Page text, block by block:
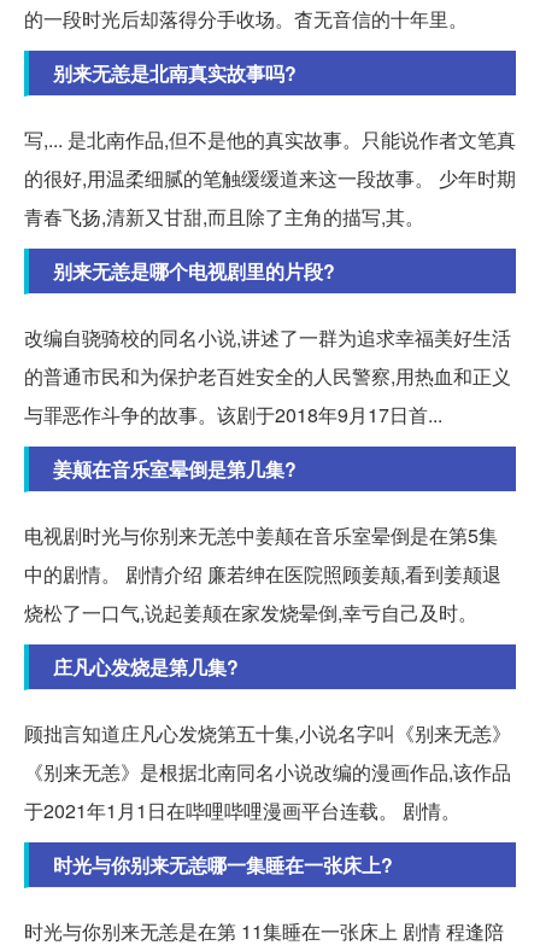
的一段时光后却落得分手收场。杳无音信的十年里。
别来无恙是北南真实故事吗?
写,... 是北南作品,但不是他的真实故事。只能说作者文笔真
的很好,用温柔细腻的笔触缓缓道来这一段故事。 少年时期
青春飞扬,清新又甘甜,而且除了主角的描写,其。
别来无恙是哪个电视剧里的片段?
改编自骁骑校的同名小说,讲述了一群为追求幸福美好生活
的普通市民和为保护老百姓安全的人民警察,用热血和正义
与罪恶作斗争的故事。该剧于2018年9月17日首...
姜颠在音乐室晕倒是第几集?
电视剧时光与你别来无恙中姜颠在音乐室晕倒是在第5集
中的剧情。 剧情介绍 廉若绅在医院照顾姜颠,看到姜颠退
烧松了一口气,说起姜颠在家发烧晕倒,幸亏自己及时。
庄凡心发烧是第几集?
顾拙言知道庄凡心发烧第五十集,小说名字叫《别来无恙》
《别来无恙》是根据北南同名小说改编的漫画作品,该作品
于2021年1月1日在哔哩哔哩漫画平台连载。 剧情。
时光与你别来无恙哪一集睡在一张床上?
时光与你别来无恙是在第 11集睡在一张床上 剧情 程逢陪